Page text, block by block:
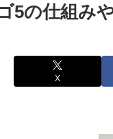
5の仕組み
X